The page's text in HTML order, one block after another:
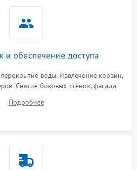
и обеспечение доступа
воды. Извлечение корзин,
Снятие боковых стенок, фасада
насосу, ТЭНу и сливной помпе.
Подробнее